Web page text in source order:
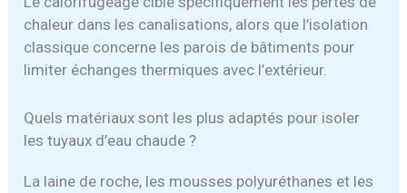
chaleur dans les canalisations, alors que l’isolation
classique concerne les parois de bâtiments pour
limiter échanges thermiques avec l’extérieur.
Quels matériaux sont les plus adaptés pour isoler
les tuyaux d’eau chaude ?
La laine de roche, les mousses polyuréthanes et les